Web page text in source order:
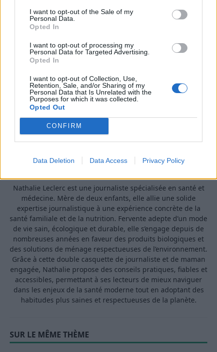
I want to opt-out of the Sale of my
Personal Data.
Opted In
I want to opt-out of processing my
Personal Data for Targeted Advertising.
Opted In
I want to opt-out of Collection, Use,
Retention, Sale, and/or Sharing of my
Personal Data that Is Unrelated with the
Purposes for which it was collected.
Opted Out
CONFIRM
Data Deletion Data Access Privacy Policy
Mélanger du jus de citron avec de l’eau pour
créer un nettoyant désinfectant et antibactérien.
MÉNAGE
Nathalie Leclerc est une journaliste spécialisée en santé et
médecine. Mère de deux enfants, elle allie une solide
expertise journalistique à une expérience concrète de la
santé familiale et de la nutrition. Fervente adepte d’un mode
de vie sain, écologique et durable, elle s’engage depuis de
nombreuses années en faveur des produits biologiques et
des solutions de ménage respectueuses de l’environnement.
Grâce à cette double casquette de journaliste et de maman
engagée, Nathalie propose des conseils pratiques, fiables et
accessibles, permettant à ses lecteurs de mieux naviguer
dans les enjeux de la santé moderne tout en adoptant des
habitudes plus saines et respectueuses de la planète.
SUR LE MÊME THÈME